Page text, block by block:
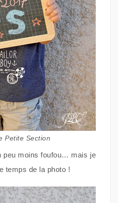
Petite Section
peu moins foufou… mais je
temps de la photo !